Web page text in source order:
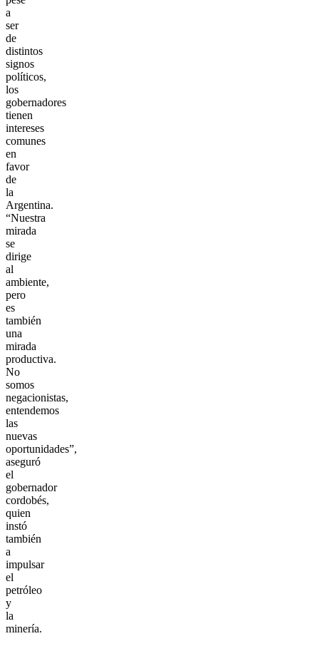
a
ser
de
distintos
signos
políticos,
los
gobernadores
tienen
intereses
comunes
en
favor
de
la
Argentina.
“Nuestra
mirada
se
dirige
al
ambiente,
pero
es
también
una
mirada
productiva.
No
somos
negacionistas,
entendemos
las
nuevas
oportunidades”,
aseguró
el
gobernador
cordobés,
quien
instó
también
a
impulsar
el
petróleo
y
la
minería.